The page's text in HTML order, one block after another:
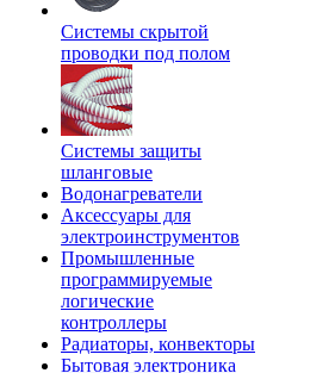
Системы скрытой
проводки под полом
Системы защиты
шланговые
Водонагреватели
Аксессуары для
электроинструментов
Промышленные
программируемые
логические
контроллеры
Радиаторы, конвекторы
Бытовая электроника